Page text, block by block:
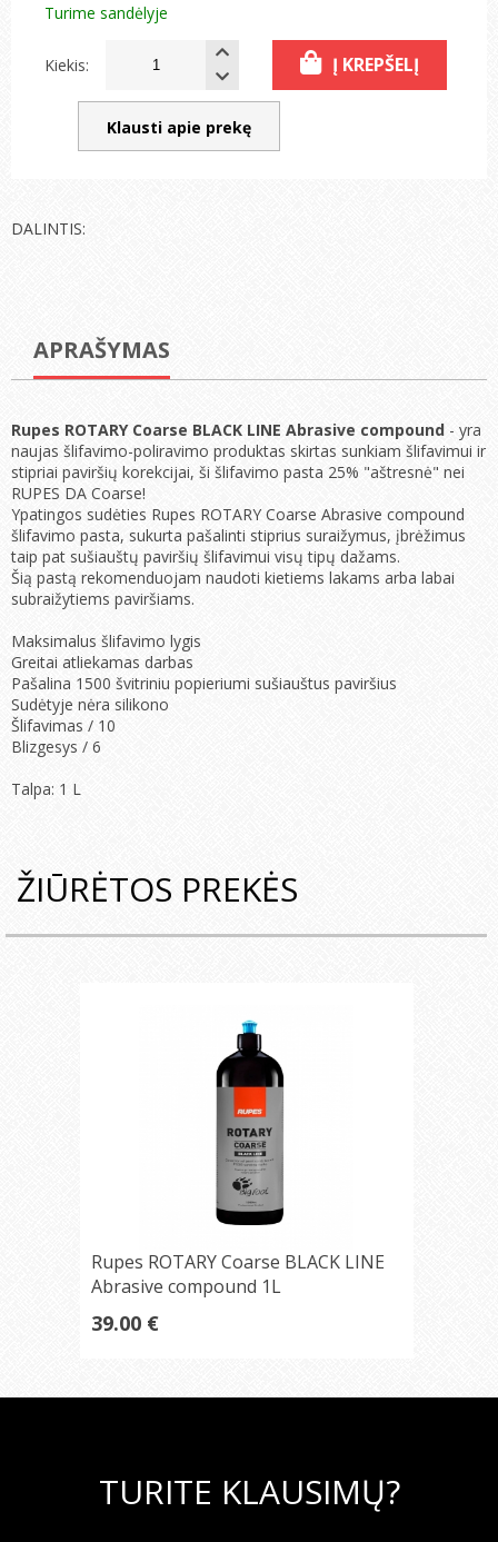
Turime sandėlyje
Kiekis: Į KREPŠELĮ
Klausti apie prekę
DALINTIS:
APRAŠYMAS
Rupes ROTARY Coarse BLACK LINE Abrasive compound - yra
naujas šlifavimo-poliravimo produktas skirtas sunkiam šlifavimui ir
stipriai paviršių korekcijai, ši šlifavimo pasta 25% "aštresnė" nei
RUPES DA Coarse!
Ypatingos sudėties Rupes ROTARY Coarse Abrasive compound
šlifavimo pasta, sukurta pašalinti stiprius suraižymus, įbrėžimus
taip pat sušiauštų paviršių šlifavimui visų tipų dažams.
Šią pastą rekomenduojam naudoti kietiems lakams arba labai
subraižytiems paviršiams.
Maksimalus šlifavimo lygis
Greitai atliekamas darbas
Pašalina 1500 švitriniu popieriumi sušiauštus paviršius
Sudėtyje nėra silikono
Šlifavimas / 10
Blizgesys / 6
Talpa: 1 L
ŽIŪRĖTOS PREKĖS
Rupes ROTARY Coarse BLACK LINE
Abrasive compound 1L
39.00 €
TURITE KLAUSIMŲ?